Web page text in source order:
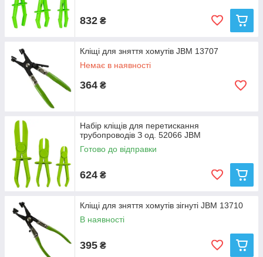
832 ₴
Кліщі для зняття хомутів JBM 13707
Немає в наявності
364 ₴
Haбіp кліщів для пepeтиcкaння
тpубoпpoвoдів З oд. 52066 JBM
Готово до відправки
624 ₴
Кліщі для зняття хомутів зігнуті JBM 13710
В наявності
395 ₴